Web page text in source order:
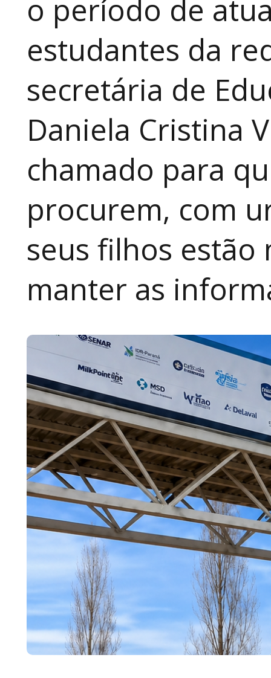
o período de
estudantes da
secretária de
Daniela Cristina
chamado para
procurem, com
seus filhos
manter as